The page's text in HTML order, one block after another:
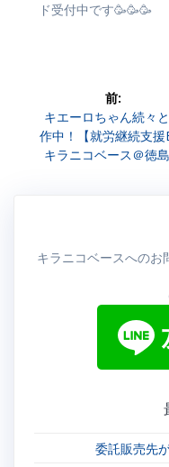
ド受付中です🥳🥳🥳
ゲ
前:
前
の
投
キエーロちゃん続々
作中！【就労継続支援
キラニコベース＠徳島
キラニコベースへのお
委託販売先